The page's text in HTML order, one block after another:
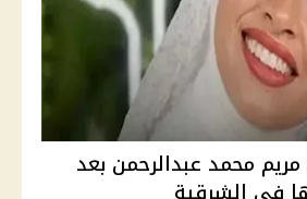
مريم محمد عبدالرحمن بعد